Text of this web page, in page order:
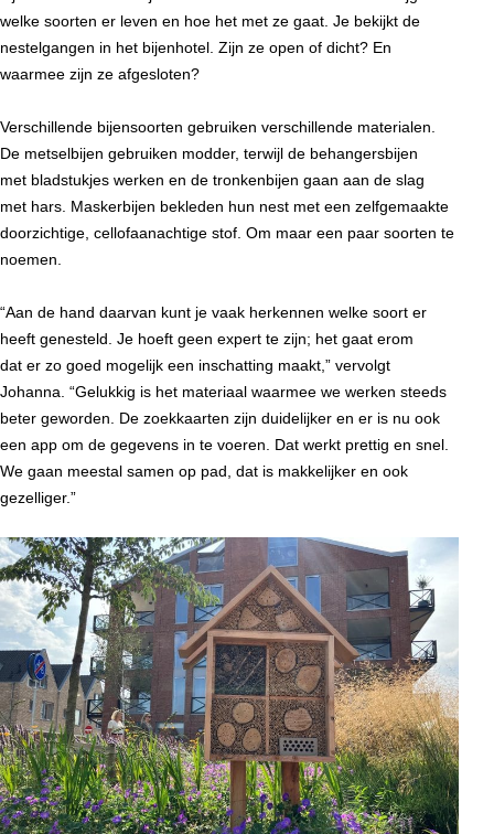
welke soorten er leven en hoe het met ze gaat. Je bekijkt de
nestelgangen in het bijenhotel. Zijn ze open of dicht? En
waarmee zijn ze afgesloten?
Verschillende bijensoorten gebruiken verschillende materialen.
De metselbijen gebruiken modder, terwijl de behangersbijen
met bladstukjes werken en de tronkenbijen gaan aan de slag
met hars. Maskerbijen bekleden hun nest met een zelfgemaakte
doorzichtige, cellofaanachtige stof. Om maar een paar soorten te
noemen.
“Aan de hand daarvan kunt je vaak herkennen welke soort er
heeft genesteld. Je hoeft geen expert te zijn; het gaat erom
dat er zo goed mogelijk een inschatting maakt,” vervolgt
Johanna. “Gelukkig is het materiaal waarmee we werken steeds
beter geworden. De zoekkaarten zijn duidelijker en er is nu ook
een app om de gegevens in te voeren. Dat werkt prettig en snel.
We gaan meestal samen op pad, dat is makkelijker en ook
gezelliger.”